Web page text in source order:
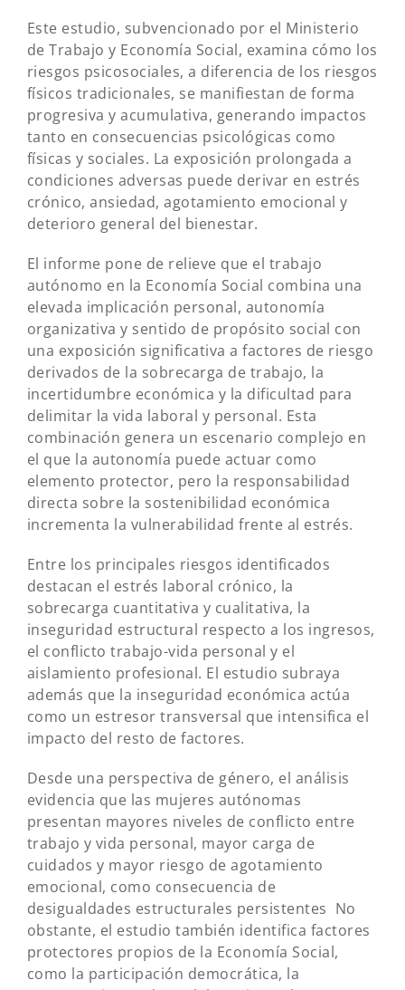
Este estudio, subvencionado por el Ministerio
de Trabajo y Economía Social, examina cómo los
riesgos psicosociales, a diferencia de los riesgos
físicos tradicionales, se manifiestan de forma
progresiva y acumulativa, generando impactos
tanto en consecuencias psicológicas como
físicas y sociales. La exposición prolongada a
condiciones adversas puede derivar en estrés
crónico, ansiedad, agotamiento emocional y
deterioro general del bienestar.
El informe pone de relieve que el trabajo
autónomo en la Economía Social combina una
elevada implicación personal, autonomía
organizativa y sentido de propósito social con
una exposición significativa a factores de riesgo
derivados de la sobrecarga de trabajo, la
incertidumbre económica y la dificultad para
delimitar la vida laboral y personal. Esta
combinación genera un escenario complejo en
el que la autonomía puede actuar como
elemento protector, pero la responsabilidad
directa sobre la sostenibilidad económica
incrementa la vulnerabilidad frente al estrés.
Entre los principales riesgos identificados
destacan el estrés laboral crónico, la
sobrecarga cuantitativa y cualitativa, la
inseguridad estructural respecto a los ingresos,
el conflicto trabajo-vida personal y el
aislamiento profesional. El estudio subraya
además que la inseguridad económica actúa
como un estresor transversal que intensifica el
impacto del resto de factores.
Desde una perspectiva de género, el análisis
evidencia que las mujeres autónomas
presentan mayores niveles de conflicto entre
trabajo y vida personal, mayor carga de
cuidados y mayor riesgo de agotamiento
emocional, como consecuencia de
desigualdades estructurales persistentes No
obstante, el estudio también identifica factores
protectores propios de la Economía Social,
como la participación democrática, la